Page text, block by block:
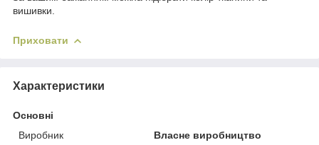
вишивки.
Приховати
Характеристики
Основні
Виробник
Власне виробництво